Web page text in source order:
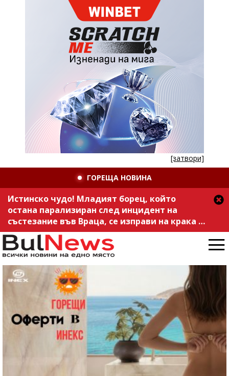
[затвори]
ГОРЕЩА НОВИНА
Истинско чудо! Младият борец, който
остана парализиран след инцидент на
състезание във Враца, се изправи на крака /
снимка/